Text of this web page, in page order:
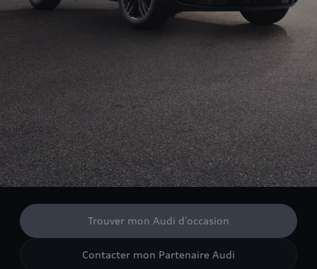
Trouver mon Audi d’occasion
Contacter mon Partenaire Audi